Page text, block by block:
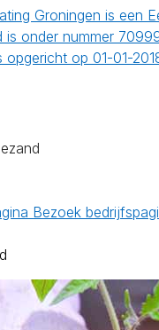
Groningen is een
is onder nummer
opgericht op 01-01-
Bezoek